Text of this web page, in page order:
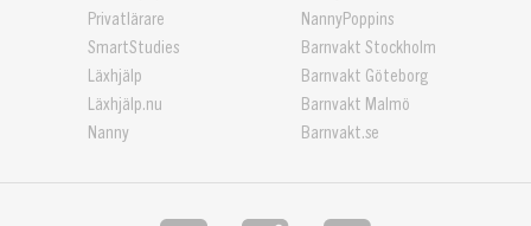
Privatlärare
SmartStudies
Läxhjälp
Läxhjälp.nu
Nanny
NannyPoppins
Barnvakt Stockholm
Barnvakt Göteborg
Barnvakt Malmö
Barnvakt.se